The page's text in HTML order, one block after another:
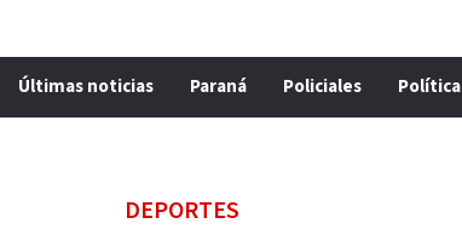
Últimas noticias Paraná Policiales Política
DEPORTES